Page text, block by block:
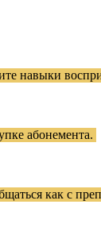
навыки
абонемента.
как с